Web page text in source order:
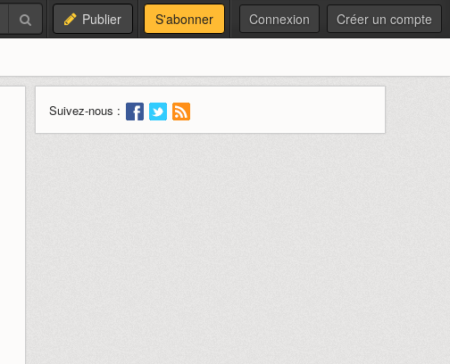
Publier S'abonner Connexion Créer un compte
Suivez-nous :